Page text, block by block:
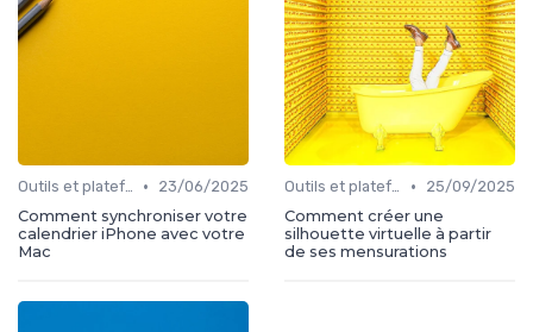
Outils et plateformes •
23/06/2025
Comment synchroniser votre
calendrier iPhone avec votre
Mac
Outils et plateformes •
25/09/2025
Comment créer une
silhouette virtuelle à partir
de ses mensurations